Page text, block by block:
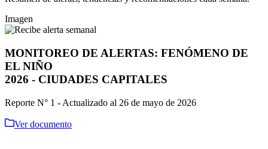
Imagen
MONITOREO DE ALERTAS: FENÓMENO DE
EL NIÑO
2026 - CIUDADES CAPITALES
Reporte N° 1 - Actualizado al 26 de mayo de 2026
Ver documento